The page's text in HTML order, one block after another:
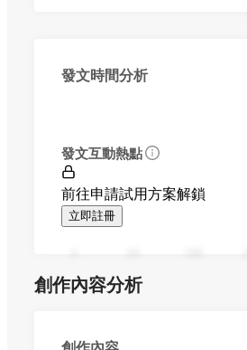
發文時間分析
發文互動熱點
前往申請試用方案解鎖
立即註冊
創作內容分析